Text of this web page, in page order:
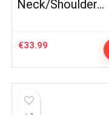
Neck/Shoulder…
€33.99